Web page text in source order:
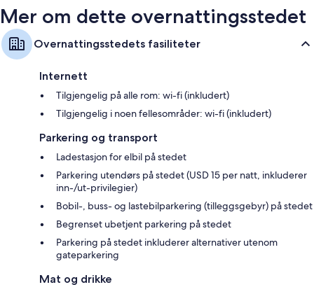
Mer om dette overnattingsstedet
Overnattingsstedets fasiliteter
Internett
Tilgjengelig på alle rom: wi-fi (inkludert)
Tilgjengelig i noen fellesområder: wi-fi (inkludert)
Parkering og transport
Ladestasjon for elbil på stedet
Parkering utendørs på stedet (USD 15 per natt, inkluderer
inn-/ut-privilegier)
Bobil-, buss- og lastebilparkering (tilleggsgebyr) på stedet
Begrenset ubetjent parkering på stedet
Parkering på stedet inkluderer alternativer utenom
gateparkering
Mat og drikke